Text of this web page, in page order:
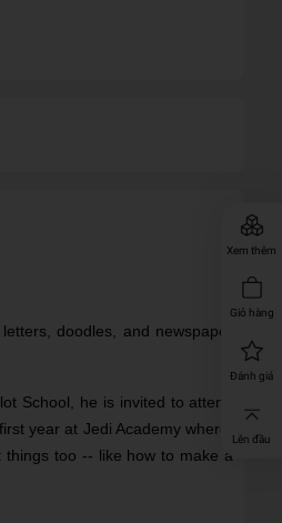
Xem thêm
Giỏ hàng
Đánh giá
Lên đầu
doodles, and newspaper
School, he is invited to attend
year at Jedi Academy where,
too -- like how to make a